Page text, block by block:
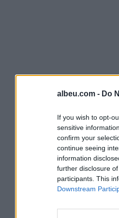
albeu.com - Do
If you wish to opt-
sensitive
confirm your
continue seeing
information
further disclosure
participants. This
Downstream